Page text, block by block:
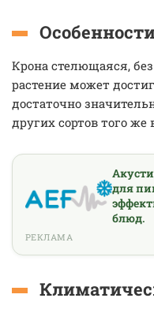
Крона стелющаяся,
растение может
достаточно
других сортов того же
для
блюд.
РЕКЛАМА